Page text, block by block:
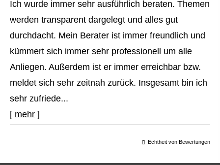
Ich wurde immer sehr ausführlich beraten. Themen
werden transparent dargelegt und alles gut
durchdacht. Mein Berater ist immer freundlich und
kümmert sich immer sehr professionell um alle
Anliegen. Außerdem ist er immer erreichbar bzw.
meldet sich sehr zeitnah zurück. Insgesamt bin ich
sehr zufriede...
[ mehr ]
Echtheit von Bewertungen